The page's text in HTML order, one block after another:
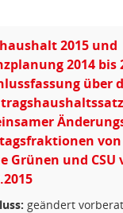
2015 und
2014 bis
über
Grünen und CSU
geändert